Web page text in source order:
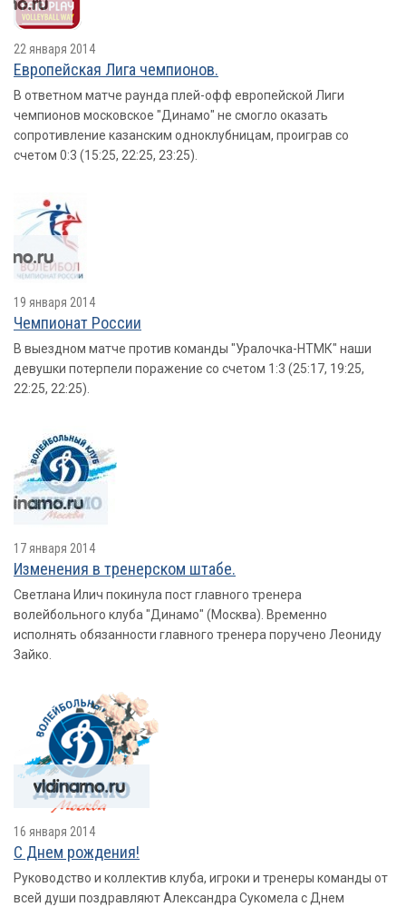
22 января 2014
Европейская Лига чемпионов.
В ответном матче раунда плей-офф европейской Лиги
чемпионов московское "Динамо" не смогло оказать
сопротивление казанским одноклубницам, проиграв со
счетом 0:3 (15:25, 22:25, 23:25).
19 января 2014
Чемпионат России
В выездном матче против команды "Уралочка-НТМК" наши
девушки потерпели поражение со счетом 1:3 (25:17, 19:25,
22:25, 22:25).
17 января 2014
Изменения в тренерском штабе.
Светлана Илич покинула пост главного тренера
волейбольного клуба "Динамо" (Москва). Временно
исполнять обязанности главного тренера поручено Леониду
Зайко.
16 января 2014
С Днем рождения!
Руководство и коллектив клуба, игроки и тренеры команды от
всей души поздравляют Александра Сукомела с Днем